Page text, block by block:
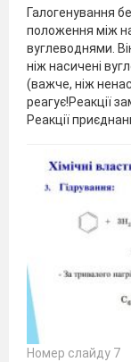
Галогенування
положення між
вуглеводнями.
ніж насичені
(важче, ніж
реагує!Реакції
Реакції
Номер слайду 7